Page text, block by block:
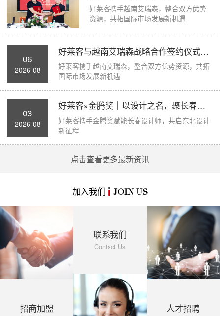
好莱客携手越南艾瑞森，整合双方优势
资源，共拓国际市场发展新机遇
06
2026-08
好莱客与越南艾瑞森战略合作签约仪式圆满举...
好莱客携手越南艾瑞森，整合双方优势资源，共拓
国际市场发展新机遇
03
2026-08
好莱客×金腾奖｜以设计之名，聚长春力量，...
好莱客携手金腾奖赋能长春设计师，共启东北设计
新征程
点击查看更多最新资讯
加入我们 JOIN US
招商加盟
联系我们
Contact Us
人才招聘